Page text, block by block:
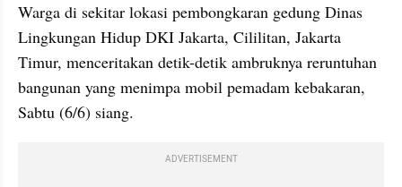
Warga di sekitar lokasi pembongkaran gedung Dinas
Lingkungan Hidup DKI Jakarta, Cililitan, Jakarta
Timur, menceritakan detik-detik ambruknya reruntuhan
bangunan yang menimpa mobil pemadam kebakaran,
Sabtu (6/6) siang.
ADVERTISEMENT